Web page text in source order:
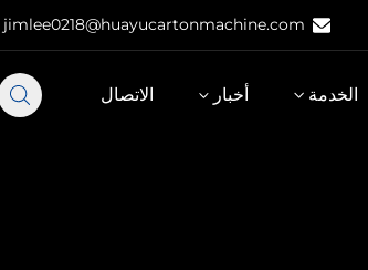
jimlee0218@huayucartonmachine.com
الخدمة أخبار الاتصال